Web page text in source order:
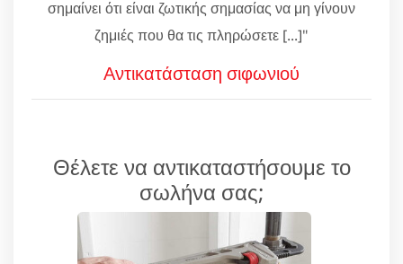
σημαίνει ότι είναι ζωτικής σημασίας να μη γίνουν
ζημιές που θα τις πληρώσετε [...]"
Αντικατάσταση σιφωνιού
Θέλετε να αντικαταστήσουμε το
σωλήνα σας;